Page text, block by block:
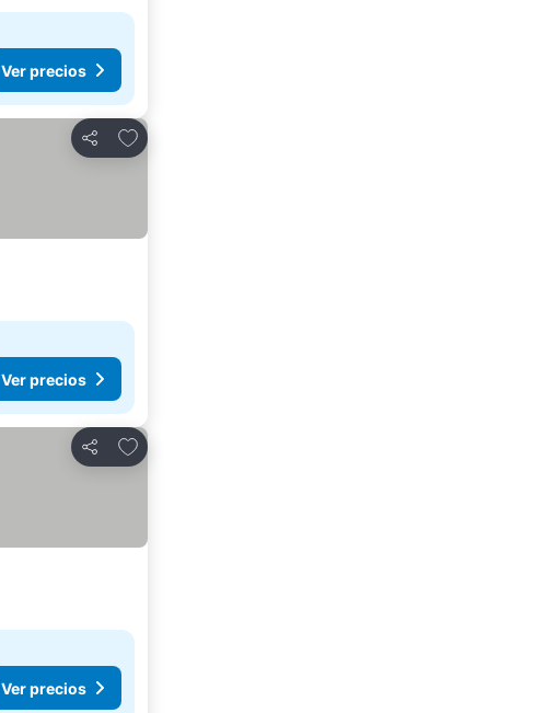
Ver precios
Compartir
Agregar a favoritos
Ver precios
Compartir
Agregar a favoritos
Ver precios